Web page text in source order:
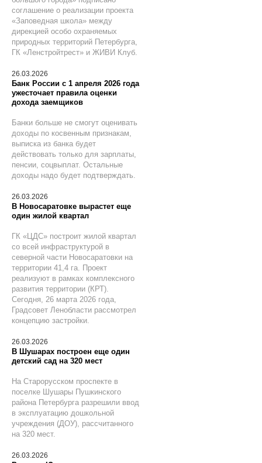
соглашение о реализации проекта
«Заповедная школа» между
дирекцией особо охраняемых
природных территорий Петербурга,
ГК «Ленстройтрест» и ЖИВИ Клуб.
26.03.2026
Банк России с 1 апреля 2026 года
ужесточает правила оценки
дохода заемщиков
Банки больше не смогут оценивать
доходы по косвенным признакам,
выписка из банка будет
действовать только для зарплаты,
пенсии, соцвыплат. Остальные
доходы надо будет подтверждать.
26.03.2026
В Новосаратовке вырастет еще
один жилой квартал
ГК «ЦДС» построит жилой квартал
со всей инфраструктурой в
северной части Новосаратовки на
территории 41,4 га. Проект
реализуют в рамках комплексного
развития территории (КРТ).
Сегодня, 26 марта 2026 года,
Градсовет Ленобласти рассмотрел
концепцию застройки.
26.03.2026
В Шушарах построен еще один
детский сад на 320 мест
На Старорусском проспекте в
поселке Шушары Пушкинского
района Петербурга разрешили ввод
в эксплуатацию дошкольной
учреждения (ДОУ), рассчитанного
на 320 мест.
26.03.2026